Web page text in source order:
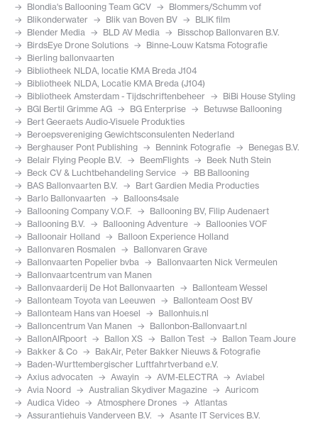
Blondia's Ballooning Team GCV
Blommers/Schumm vof
Blikonderwater
Blik van Boven BV
BLIK film
Blender Media
BLD AV Media
Bisschop Ballonvaren B.V.
BirdsEye Drone Solutions
Binne-Louw Katsma Fotografie
Bierling ballonvaarten
Bibliotheek NLDA, locatie KMA Breda J104
Bibliotheek NLDA, Locatie KMA Breda (J104)
Bibliotheek Amsterdam - Tijdschriftenbeheer
BiBi House Styling
BGI Bertil Grimme AG
BG Enterprise
Betuwse Ballooning
Bert Geeraets Audio-Visuele Produkties
Beroepsvereniging Gewichtsconsulenten Nederland
Berghauser Pont Publishing
Bennink Fotografie
Benegas B.V.
Belair Flying People B.V.
BeemFlights
Beek Nuth Stein
Beck CV & Luchtbehandeling Service
BB Ballooning
BAS Ballonvaarten B.V.
Bart Gardien Media Producties
Barlo Ballonvaarten
Balloons4sale
Ballooning Company V.O.F.
Ballooning BV, Filip Audenaert
Ballooning B.V.
Ballooning Adventure
Balloonies VOF
Balloonair Holland
Balloon Experience Holland
Ballonvaren Rosmalen
Ballonvaren Grave
Ballonvaarten Popelier bvba
Ballonvaarten Nick Vermeulen
Ballonvaartcentrum van Manen
Ballonvaarderij De Hot Ballonvaarten
Ballonteam Wessel
Ballonteam Toyota van Leeuwen
Ballonteam Oost BV
Ballonteam Hans van Hoesel
Ballonhuis.nl
Balloncentrum Van Manen
Ballonbon-Ballonvaart.nl
BallonAIRpoort
Ballon XS Ballon Test
Ballon Team Joure
Bakker & Co
BakAir, Peter Bakker Nieuws & Fotografie
Baden-Wurttembergischer Luftfahrtverband e.V.
Axius advocaten
Awayin AVM-ELECTRA
Aviabel
Avia Noord
Australian Skydiver Magazine
Auricom
Audica Video
Atmosphere Drones
Atlantas
Assurantiehuis Vanderveen B.V.
Asante IT Services B.V.